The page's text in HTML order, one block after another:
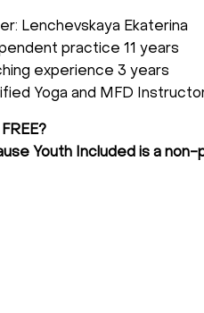
Lenchevskaya Ekaterina
practice 11 years
experience 3 years
Yoga and MFD
Youth Included is a